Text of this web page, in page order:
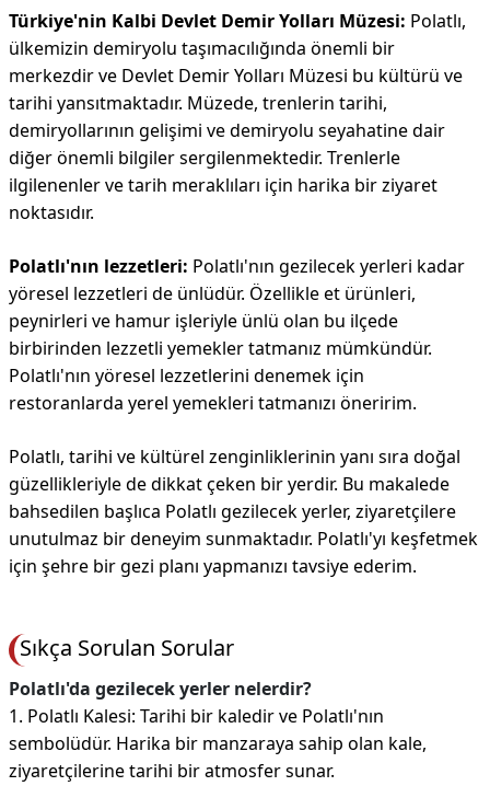
Türkiye'nin Kalbi Devlet Demir Yolları Müzesi: Polatlı,
ülkemizin demiryolu taşımacılığında önemli bir
merkezdir ve Devlet Demir Yolları Müzesi bu kültürü ve
tarihi yansıtmaktadır. Müzede, trenlerin tarihi,
demiryollarının gelişimi ve demiryolu seyahatine dair
diğer önemli bilgiler sergilenmektedir. Trenlerle
ilgilenenler ve tarih meraklıları için harika bir ziyaret
noktasıdır.
Polatlı'nın lezzetleri: Polatlı'nın gezilecek yerleri kadar
yöresel lezzetleri de ünlüdür. Özellikle et ürünleri,
peynirleri ve hamur işleriyle ünlü olan bu ilçede
birbirinden lezzetli yemekler tatmanız mümkündür.
Polatlı'nın yöresel lezzetlerini denemek için
restoranlarda yerel yemekleri tatmanızı öneririm.
Polatlı, tarihi ve kültürel zenginliklerinin yanı sıra doğal
güzellikleriyle de dikkat çeken bir yerdir. Bu makalede
bahsedilen başlıca Polatlı gezilecek yerler, ziyaretçilere
unutulmaz bir deneyim sunmaktadır. Polatlı'yı keşfetmek
için şehre bir gezi planı yapmanızı tavsiye ederim.
Sıkça Sorulan Sorular
Polatlı'da gezilecek yerler nelerdir?
1. Polatlı Kalesi: Tarihi bir kaledir ve Polatlı'nın
sembolüdür. Harika bir manzaraya sahip olan kale,
ziyaretçilerine tarihi bir atmosfer sunar.